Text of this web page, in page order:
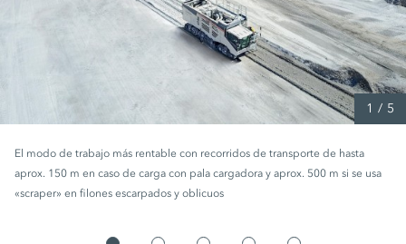
El modo de trabajo más rentable con recorridos de transporte de hasta
aprox. 150 m en caso de carga con pala cargadora y aprox. 500 m si se usa
«scraper» en filones escarpados y oblicuos
1 / 5